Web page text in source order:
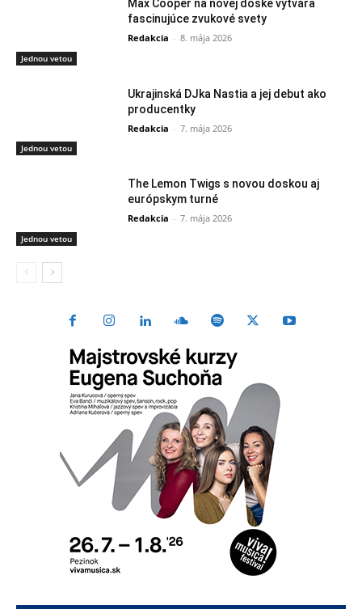
Jednou vetou
Max Cooper na novej doske vytvára
fascinujúce zvukové svety
Redakcia - 8. mája 2026
Jednou vetou
Ukrajinská DJka Nastia a jej debut ako
producentky
Redakcia - 7. mája 2026
Jednou vetou
The Lemon Twigs s novou doskou aj
európskym turné
Redakcia - 7. mája 2026